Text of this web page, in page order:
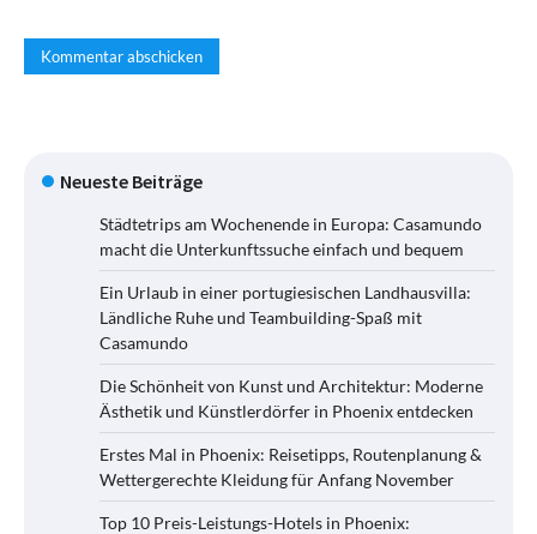
Neueste Beiträge
Städtetrips am Wochenende in Europa: Casamundo
macht die Unterkunftssuche einfach und bequem
Ein Urlaub in einer portugiesischen Landhausvilla:
Ländliche Ruhe und Teambuilding-Spaß mit
Casamundo
Die Schönheit von Kunst und Architektur: Moderne
Ästhetik und Künstlerdörfer in Phoenix entdecken
Erstes Mal in Phoenix: Reisetipps, Routenplanung &
Wettergerechte Kleidung für Anfang November
Top 10 Preis-Leistungs-Hotels in Phoenix: